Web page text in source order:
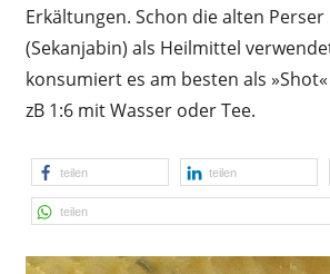
Erkältungen. Schon die alten
(Sekanjabin) als Heilmittel
konsumiert es am besten als
zB 1:6 mit Wasser oder Tee.
teilen teilen
teilen